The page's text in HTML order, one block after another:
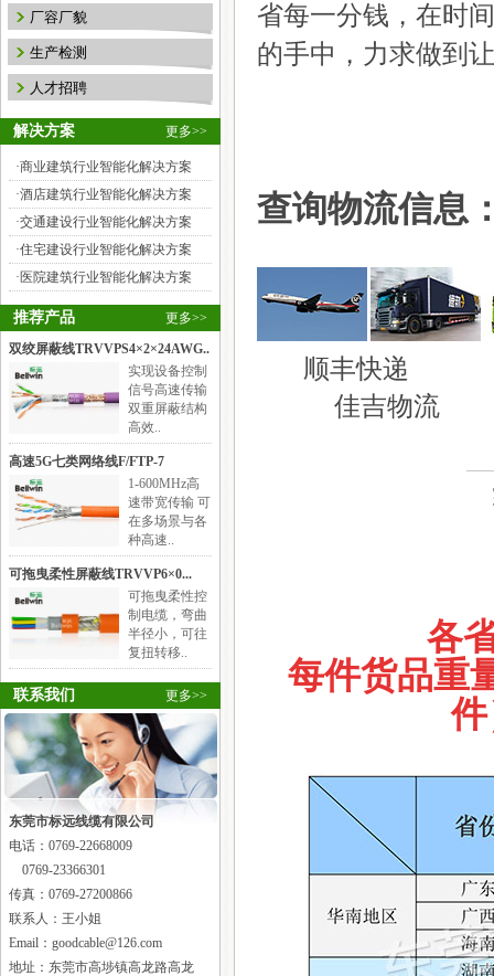
厂容厂貌
生产检测
人才招聘
更多>>
解决方案
·商业建筑行业智能化解决方案
·酒店建筑行业智能化解决方案
·交通建设行业智能化解决方案
·住宅建设行业智能化解决方案
· 医院建筑行业智能化解决方案
更多>>
推荐产品
双绞屏蔽线TRVVPS4×2×24AWG..
实现设备控制
信号高速传输
双重屏蔽结构
高效..
高速5G七类网络线F/FTP-7
1-600MHz高
速带宽传输 可
在多场景与各
种高速..
可拖曳柔性屏蔽线TRVVP6×0...
可拖曳柔性控
制电缆，弯曲
半径小，可往
复扭转移..
更多>>
联系我们
东莞市标远线缆有限公司
电话： 0769-22668009
0769-23366301
传真：0769-27200866
联系人：王小姐
Email：goodcable@126.com
地址：东莞市高埗镇高龙路高龙
省每一分钱，在时
的手中，力求做到
查询物流信息
顺丰快递
佳吉物流
各
每件货品重